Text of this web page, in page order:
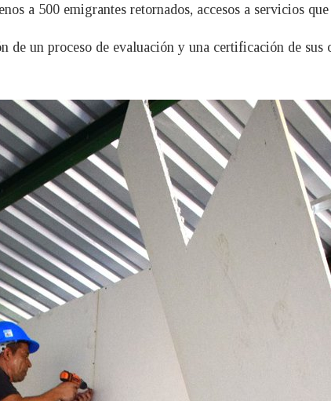
a 500 emigrantes retornados, accesos a servicios
de un proceso de evaluación y una certificación de